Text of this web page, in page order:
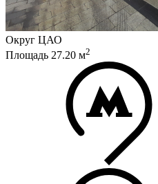
Округ ЦАО
Площадь 27.20 м2